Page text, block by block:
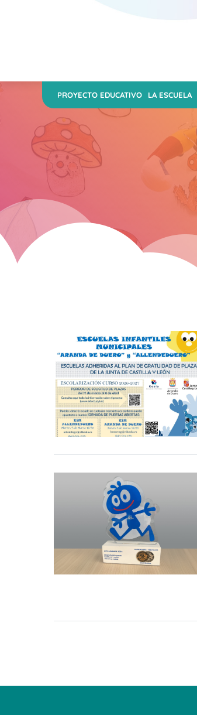
PROYECTO EDUCATIVO LA ESCUELA